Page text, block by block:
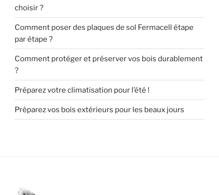
choisir ?
Comment poser des plaques de sol Fermacell étape
par étape ?
Comment protéger et préserver vos bois durablement
?
Préparez votre climatisation pour l’été !
Préparez vos bois extérieurs pour les beaux jours